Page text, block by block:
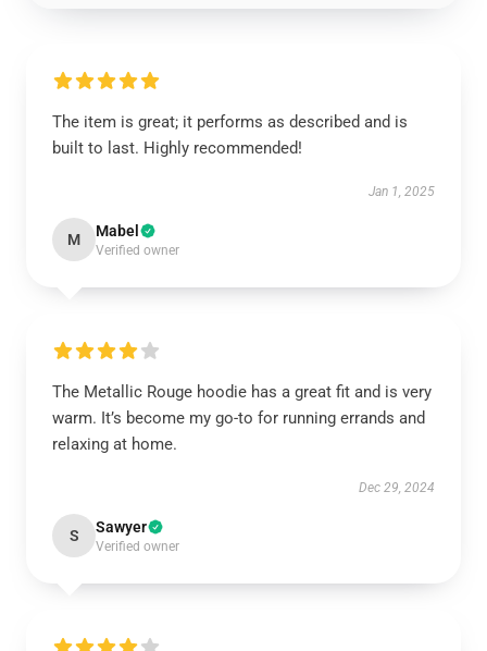
The item is great; it performs as described and is
built to last. Highly recommended!
Jan 1, 2025
M Mabel
Verified owner
The Metallic Rouge hoodie has a great fit and is very
warm. It’s become my go-to for running errands and
relaxing at home.
Dec 29, 2024
S Sawyer
Verified owner